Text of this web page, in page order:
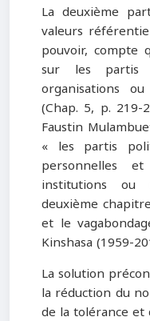
La deuxième
valeurs
pouvoir, compte
sur les partis
organisations
(Chap. 5, p. 219-
Faustin
« les partis
personnelles
institutions ou
deuxième
et le
Kinshasa (1959-
La solution
la réduction du
de la tolérance et